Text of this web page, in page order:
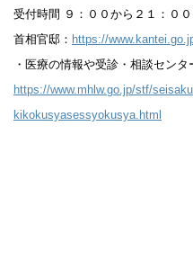
受付時間 ９：００から２１：００
首相官邸： https://
・医療の情報や受診・相談セン
https://www.mhlw.go.jp/stf/
kikokusyasessyokusya.html